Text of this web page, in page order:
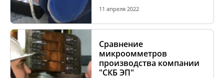
11 апреля 2022
Сравнение
микроомметров
производства компании
"СКБ ЭП"